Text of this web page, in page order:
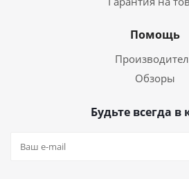
Помощь
Обзоры
Будьте всегда в